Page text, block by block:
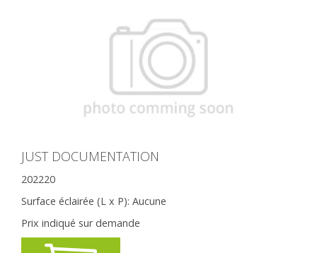
JUST DOCUMENTATION
202220
Surface éclairée (L x P): Aucune
Prix indiqué sur demande